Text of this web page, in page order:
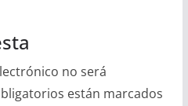
no será
están marcados